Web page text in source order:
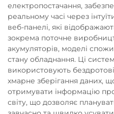
електропостачання,
реальному часі через
веб-панелі, які
зокрема поточне
акумуляторів, моделі
стану обладнання. Ці
використовують бездротові
хмарне зберігання даних,
отримувати інформацію
світу, що дозволяє